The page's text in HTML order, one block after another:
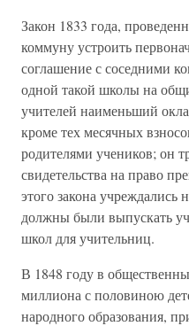
Закон 1833 года,
коммуну устроить
соглашение с соседними
одной такой школы на
учителей наименьший
кроме тех месячных
родителями учеников; он
свидетельства на право
этого закона
должны были выпускать
школ для учительниц.
В 1848 году в
миллиона с половиною
народного образования,